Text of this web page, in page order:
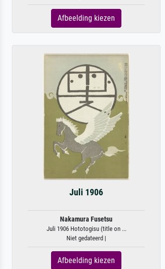
Afbeelding kiezen
Juli 1906
Nakamura Fusetsu
Juli 1906 Hototogisu (title on ...
Niet gedateerd |
Afbeelding kiezen